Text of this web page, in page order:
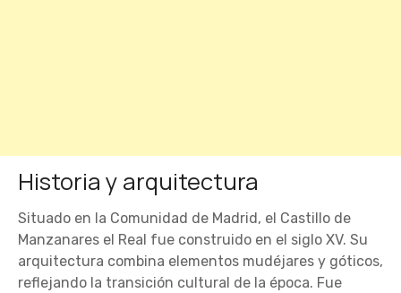
Historia y arquitectura
Situado en la Comunidad de Madrid, el Castillo de
Manzanares el Real fue construido en el siglo XV. Su
arquitectura combina elementos mudéjares y góticos,
reflejando la transición cultural de la época. Fue